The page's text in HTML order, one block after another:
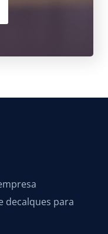
decalques para